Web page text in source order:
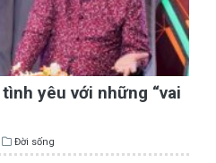
yêu với những “vai
Đời sống